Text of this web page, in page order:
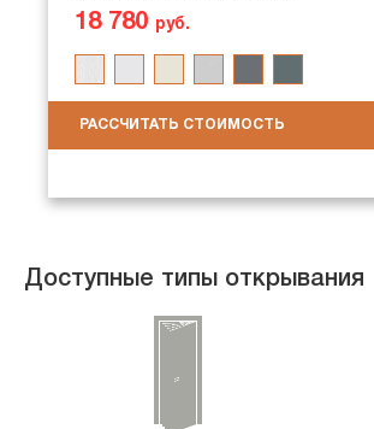
18 780 руб.
РАССЧИТАТЬ СТОИМОСТЬ
Доступные типы открывания